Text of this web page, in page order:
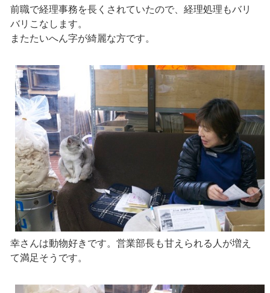
前職で経理事務を長くされていたので、経理処理もバリ
バリこなします。
またたいへん字が綺麗な方です。
幸さんは動物好きです。営業部長も甘えられる人が増え
て満足そうです。